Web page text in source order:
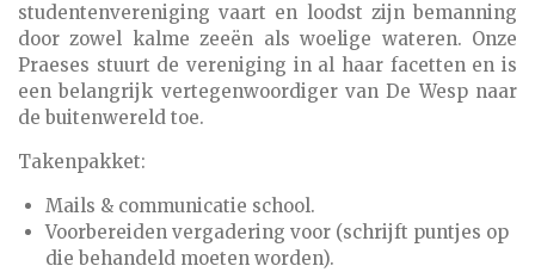
studentenvereniging vaart en loodst zijn bemanning
door zowel kalme zeeën als woelige wateren. Onze
Praeses stuurt de vereniging in al haar facetten en is
een belangrijk vertegenwoordiger van De Wesp naar
de buitenwereld toe.
Takenpakket:
Mails & communicatie school.
Voorbereiden vergadering voor (schrijft puntjes op
die behandeld moeten worden).